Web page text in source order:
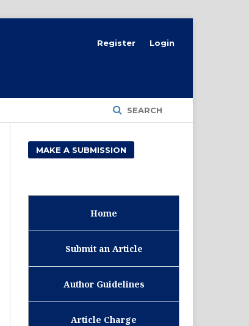
SEARCH
Register Login
MAKE A SUBMISSION
Home
Submit an Article
Author Guidelines
Article Charge